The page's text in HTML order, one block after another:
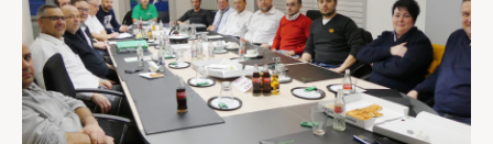
Devenir Membre